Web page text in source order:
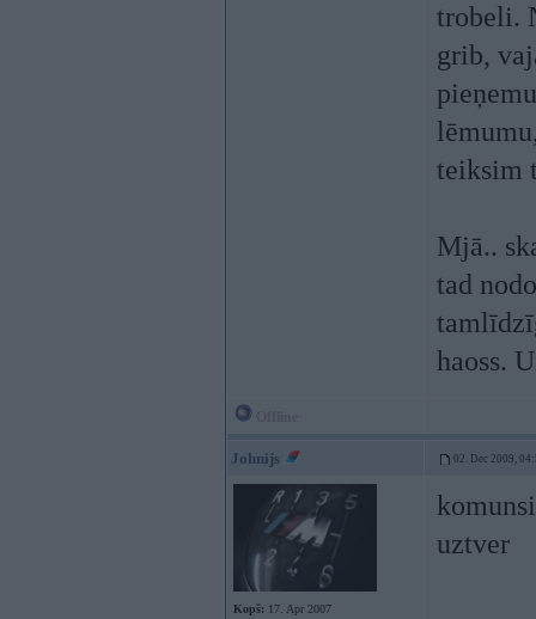
trobeli.
grib,
teiksim
Mjā..
tad
haoss.
Johnijs 02. Dec 2009,
Kopš: 17. Apr 2007
uztver